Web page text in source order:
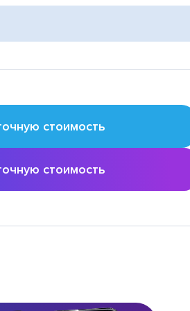
стоимость
стоимость